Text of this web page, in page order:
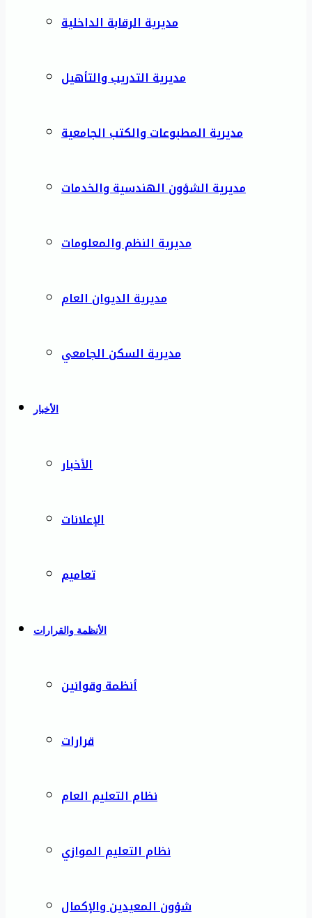
مديرية الرقابة الداخلية
مديرية التدريب والتأهيل
مديرية المطبوعات والكتب الجامعية
مديرية الشؤون الهندسية والخدمات
مديرية النظم والمعلومات
مديرية الديوان العام
مديرية السكن الجامعي
الأخبار
الأخبار
الإعلانات
تعاميم
الأنظمة والقرارات
أنظمة وقوانين
قرارات
نظام التعليم العام
نظام التعليم الموازي
شؤون المعيدين والإكمال